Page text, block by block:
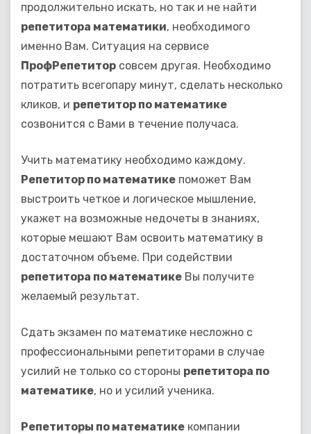
продолжительно искать, но так и не найти
репетитора математики, необходимого
именно Вам. Ситуация на сервисе
ПрофРепетитор совсем другая. Необходимо
потратить всегопару минут, сделать несколько
кликов, и репетитор по математике
созвонится с Вами в течение получаса.
Учить математику необходимо каждому.
Репетитор по математике поможет Вам
выстроить четкое и логическое мышление,
укажет на возможные недочеты в знаниях,
которые мешают Вам освоить математику в
достаточном объеме. При содействии
репетитора по математике Вы получите
желаемый результат.
Сдать экзамен по математике несложно с
профессиональными репетиторами в случае
усилий не только со стороны репетитора по
математике, но и усилий ученика.
Репетиторы по математике компании